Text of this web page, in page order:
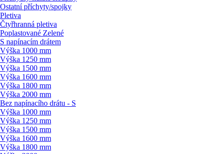
Ostatní příchyty/spojky
Pletiva
Čtyřhranná pletiva
Poplastované Zelené
S napínacím drátem
Výška 1000 mm
Výška 1250 mm
Výška 1500 mm
Výška 1600 mm
Výška 1800 mm
Výška 2000 mm
Bez napínacího drátu - S
Výška 1000 mm
Výška 1250 mm
Výška 1500 mm
Výška 1600 mm
Výška 1800 mm